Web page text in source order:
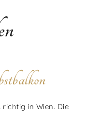
richtig in Wien. Die